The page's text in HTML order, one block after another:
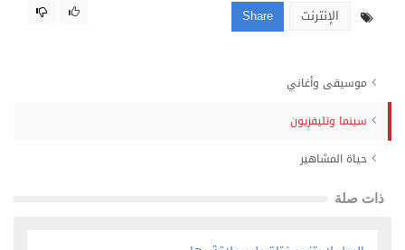
الإنترنت Share
موسيقى وأغاني
سينما وتليفزيون
حياة المشاهير
ذات صلة